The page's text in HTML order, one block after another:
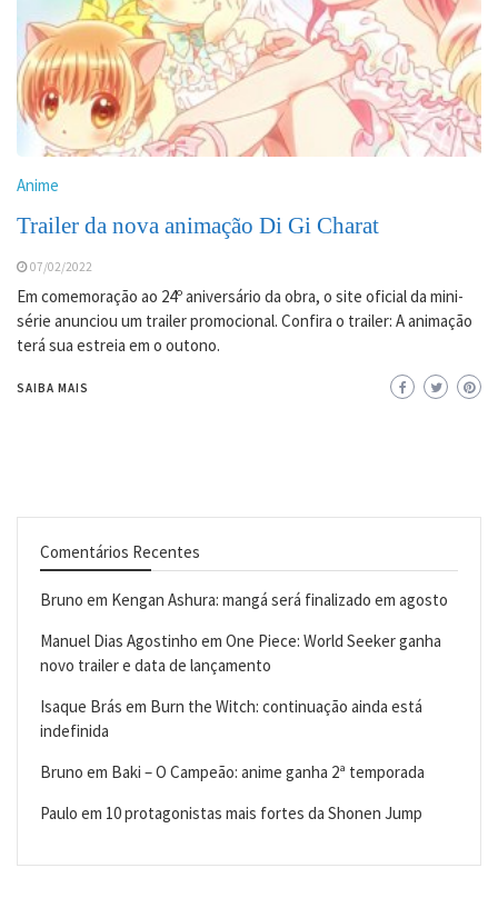
Anime
Trailer da nova animação Di Gi Charat
07/02/2022
Em comemoração ao 24º aniversário da obra, o site oficial da mini-
série anunciou um trailer promocional. Confira o trailer: A animação
terá sua estreia em o outono.
SAIBA MAIS
Comentários Recentes
Bruno em Kengan Ashura: mangá será finalizado em agosto
Manuel Dias Agostinho em One Piece: World Seeker ganha
novo trailer e data de lançamento
Isaque Brás em Burn the Witch: continuação ainda está
indefinida
Bruno em Baki – O Campeão: anime ganha 2ª temporada
Paulo em 10 protagonistas mais fortes da Shonen Jump